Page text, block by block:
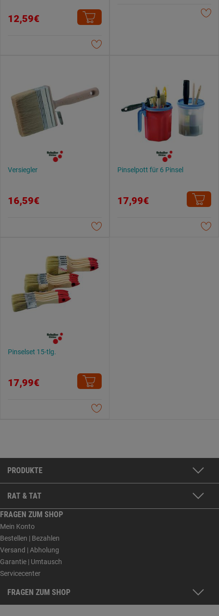
12,59€
Versiegler
16,59€
Pinselpott für 6 Pinsel
17,99€
Pinselset 15-tlg.
17,99€
PRODUKTE
RAT & TAT
FRAGEN ZUM SHOP
Mein Konto
Bestellen | Bezahlen
Versand | Abholung
Garantie | Umtausch
Servicecenter
FRAGEN ZUM SHOP